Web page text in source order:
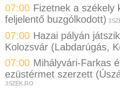
07:00 Fizetnek a székely
feljelentő buzgólkodott)
07:00 Hazai pályán
Kolozsvár (Labdarúgás,
07:00 Mihályvári-Farkas
ezüstérmet szerzett
3SZEK.RO